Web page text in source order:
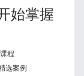
始掌握
程
选案例